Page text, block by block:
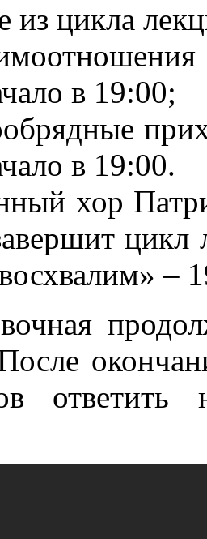
цикла
в 19:00;
в 19:00.
хор
–
ответить